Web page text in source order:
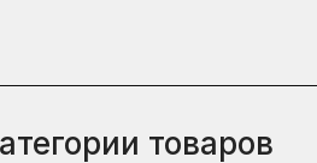
товаров